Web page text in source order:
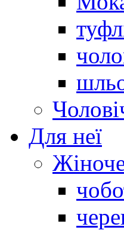
Для неї